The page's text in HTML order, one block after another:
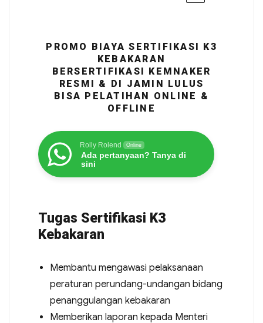
PROMO BIAYA SERTIFIKASI K3
KEBAKARAN
BERSERTIFIKASI KEMNAKER
RESMI & DI JAMIN LULUS
BISA PELATIHAN ONLINE &
OFFLINE
Rolly Rolend Online
Ada pertanyaan? Tanya di
sini
Tugas Sertifikasi K3
Kebakaran
Membantu mengawasi pelaksanaan
peraturan perundang-undangan bidang
penanggulangan kebakaran
Memberikan laporan kepada Menteri